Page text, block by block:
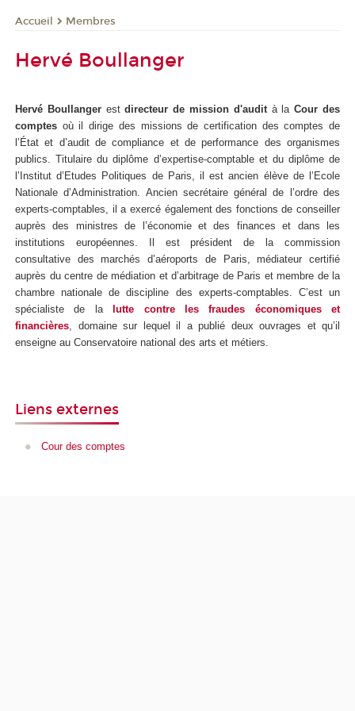
Accueil Membres
Hervé Boullanger
Hervé Boullangerestdirecteur de mission d'audità laCour des
comptes où il dirige des missions de certification des comptes de
l’État et d’audit de compliance et de performance des organismes
publics. Titulaire du diplôme d’expertise-comptable et du diplôme de
l’Institut d’Etudes Politiques de Paris, il est ancien élève de l’Ecole
Nationale d’Administration. Ancien secrétaire général de l’ordre des
experts-comptables, il a exercé également des fonctions de conseiller
auprès des ministres de l’économie et des finances et dans les
institutions européennes. Il est président de la commission
consultative des marchés d’aéroports de Paris, médiateur certifié
auprès du centre de médiation et d’arbitrage de Paris et membre de la
chambre nationale de discipline des experts-comptables. C’est un
spécialiste de lalutte contre les fraudes économiques et
financières , domaine sur lequel il a publié deux ouvrages et qu’il
enseigne au Conservatoire national des arts et métiers.
Liens externes
Cour des comptes